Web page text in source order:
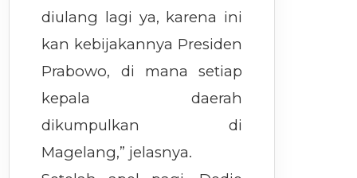
diulang lagi ya, karena ini
kan kebijakannya Presiden
Prabowo, di mana setiap
kepala daerah
dikumpulkan di
Magelang,” jelasnya.